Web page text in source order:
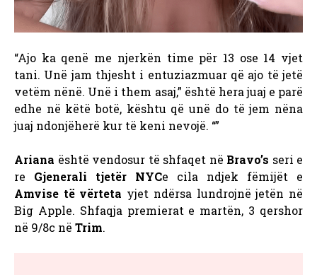
“Ajo ka qenë me njerkën time për 13 ose 14 vjet
tani. Unë jam thjesht i entuziazmuar që ajo të jetë
vetëm nënë. Unë i them asaj,” është hera juaj e parë
edhe në këtë botë, kështu që unë do të jem nëna
juaj ndonjëherë kur të keni nevojë. “”
Ariana është vendosur të shfaqet në Bravo’s seri e
re Gjenerali tjetër NYCe cila ndjek fëmijët e
Amvise të vërteta yjet ndërsa lundrojnë jetën në
Big Apple. Shfaqja premierat e martën, 3 qershor
në 9/8c në Trim.